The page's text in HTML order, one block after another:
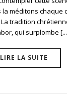
méditons chaque
tradition
qui surplombe
LIRE LA SUITE